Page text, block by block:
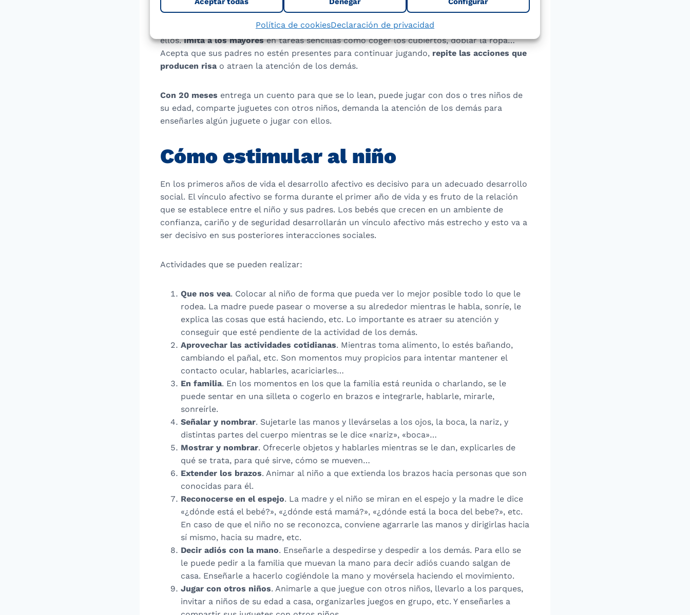
Política de cookiesDeclaración de privacidad
A los 15 meses, comienza apercibir las emociones de los demás. Percibe alegría, tristeza,
tensión y ansiedad. Enseña sus juguetes a los demás y los ofrece para que jueguen con
ellos.Imita a los mayoresen tareas sencillas como coger los cubiertos, doblar la ropa…
Acepta que sus padres no estén presentes para continuar jugando, repite las acciones que
producen risa o atraen la atención de los demás.
Con 20 meses entrega un cuento para que se lo lean, puede jugar con dos o tres niños de
su edad, comparte juguetes con otros niños, demanda la atención de los demás para
enseñarles algún juguete o jugar con ellos.
Cómo estimular al niño
En los primeros años de vida el desarrollo afectivo es decisivo para un adecuado desarrollo
social. El vínculo afectivo se forma durante el primer año de vida y es fruto de la relación
que se establece entre el niño y sus padres. Los bebés que crecen en un ambiente de
confianza, cariño y de seguridad desarrollarán un vínculo afectivo más estrecho y esto va a
ser decisivo en sus posteriores interacciones sociales.
Actividades que se pueden realizar:
Que nos vea. Colocar al niño de forma que pueda ver lo mejor posible todo lo que le
rodea. La madre puede pasear o moverse a su alrededor mientras le habla, sonríe, le
explica las cosas que está haciendo, etc. Lo importante es atraer su atención y
conseguir que esté pendiente de la actividad de los demás.
Aprovechar las actividades cotidianas. Mientras toma alimento, lo estés bañando,
cambiando el pañal, etc. Son momentos muy propicios para intentar mantener el
contacto ocular, hablarles, acariciarles…
En familia. En los momentos en los que la familia está reunida o charlando, se le
puede sentar en una silleta o cogerlo en brazos e integrarle, hablarle, mirarle,
sonreírle.
Señalar y nombrar. Sujetarle las manos y llevárselas a los ojos, la boca, la nariz, y
distintas partes del cuerpo mientras se le dice «nariz», «boca»…
Mostrar y nombrar. Ofrecerle objetos y hablarles mientras se le dan, explicarles de
qué se trata, para qué sirve, cómo se mueven…
Extender los brazos. Animar al niño a que extienda los brazos hacia personas que son
conocidas para él.
Reconocerse en el espejo. La madre y el niño se miran en el espejo y la madre le dice
«¿dónde está el bebé?», «¿dónde está mamá?», «¿dónde está la boca del bebe?», etc.
En caso de que el niño no se reconozca, conviene agarrarle las manos y dirigirlas hacia
sí mismo, hacia su madre, etc.
Decir adiós con la mano. Enseñarle a despedirse y despedir a los demás. Para ello se
le puede pedir a la familia que muevan la mano para decir adiós cuando salgan de
casa. Enseñarle a hacerlo cogiéndole la mano y movérsela haciendo el movimiento.
Jugar con otros niños. Animarle a que juegue con otros niños, llevarlo a los parques,
invitar a niños de su edad a casa, organizarles juegos en grupo, etc. Y enseñarles a